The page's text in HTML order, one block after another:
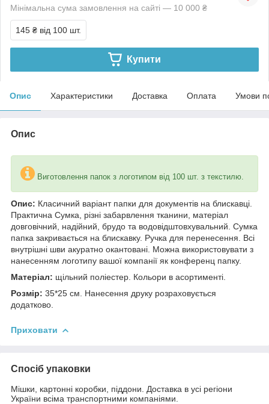
Мінімальна сума замовлення на сайті — 10 000 ₴
145 ₴ від 100 шт.
Купити
Опис Характеристики Доставка Оплата Умови
Опис
Виготовлення папок з логотипом від 100 шт. з текстилю.
Опис: Класичний варіант папки для документів на блискавці.
Практична Сумка, різні забарвлення тканини, матеріал
довговічний, надійний, брудо та водовідштовхувальний. Сумка
папка закривається на блискавку. Ручка для перенесення. Всі
внутрішні шви акуратно окантовані. Можна використовувати з
нанесенням логотипу вашої компанії як конференц папку.
Матеріал: щільний поліестер. Кольори в асортименті.
Розмір: 35*25 см. Нанесення друку розраховується
додатково.
Приховати
Спосіб упаковки
Мішки, картонні коробки, піддони. Доставка в усі регіони
України всіма транспортними компаніями.